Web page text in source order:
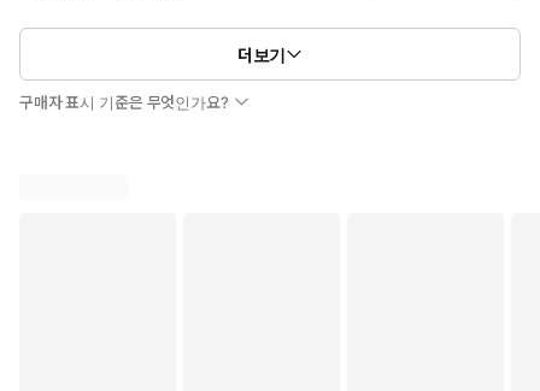
더보기
구매자 표시 기준은 무엇인가요?